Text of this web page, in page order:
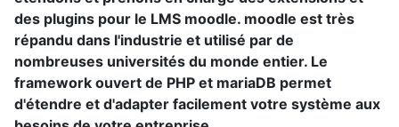
des plugins pour le LMS moodle. moodle est très
répandu dans l'industrie et utilisé par de
nombreuses universités du monde entier. Le
framework ouvert de PHP et mariaDB permet
d'étendre et d'adapter facilement votre système aux